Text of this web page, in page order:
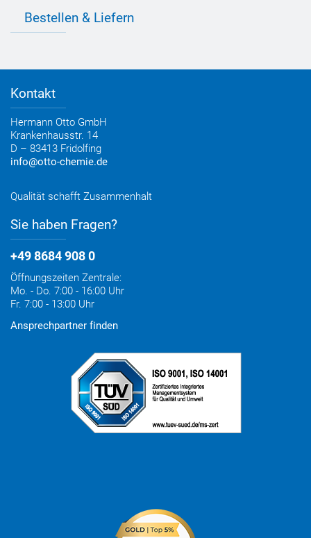
Jobs
Referenzen
Informationen zu Prüfzeichen
Farbempfehlungen
Verbrauchsrechner
Medienportal
Bestellen & Liefern
Bestelloptionen
Elektronischer Rechnungsversand
Entsorgung & Verpackungsrücknahme
Kontakt
Hermann Otto GmbH
Krankenhausstr. 14
D – 83413 Fridolfing
info@otto-chemie.de
Qualität schafft Zusammenhalt
Sie haben Fragen?
+49 8684 908 0
Öffnungszeiten Zentrale:
Mo. - Do. 7:00 - 16:00 Uhr
Fr. 7:00 - 13:00 Uhr
Ansprechpartner finden